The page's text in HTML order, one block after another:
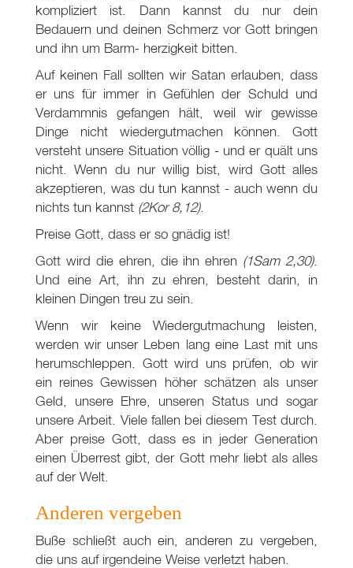
kompliziert ist. Dann kannst du nur dein
Bedauern und deinen Schmerz vor Gott bringen
und ihn um Barm- herzigkeit bitten.
Auf keinen Fall sollten wir Satan erlauben, dass
er uns für immer in Gefühlen der Schuld und
Verdammnis gefangen hält, weil wir gewisse
Dinge nicht wiedergutmachen können. Gott
versteht unsere Situation völlig - und er quält uns
nicht. Wenn du nur willig bist, wird Gott alles
akzeptieren, was du tun kannst - auch wenn du
nichts tun kannst (2Kor 8,12).
Preise Gott, dass er so gnädig ist!
Gott wird die ehren, die ihn ehren (1Sam 2,30).
Und eine Art, ihn zu ehren, besteht darin, in
kleinen Dingen treu zu sein.
Wenn wir keine Wiedergutmachung leisten,
werden wir unser Leben lang eine Last mit uns
herumschleppen. Gott wird uns prüfen, ob wir
ein reines Gewissen höher schätzen als unser
Geld, unsere Ehre, unseren Status und sogar
unsere Arbeit. Viele fallen bei diesem Test durch.
Aber preise Gott, dass es in jeder Generation
einen Überrest gibt, der Gott mehr liebt als alles
auf der Welt.
Anderen vergeben
Buße schließt auch ein, anderen zu vergeben,
die uns auf irgendeine Weise verletzt haben.